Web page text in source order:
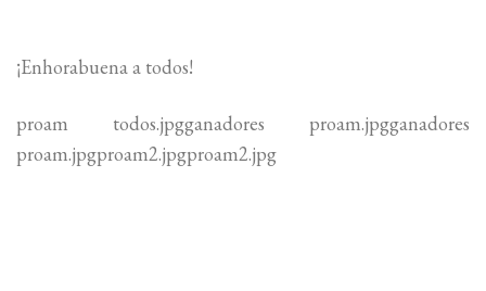
¡Enhorabuena a todos!
proam todos.jpgganadores proam.jpgganadores
proam.jpgproam2.jpgproam2.jpg